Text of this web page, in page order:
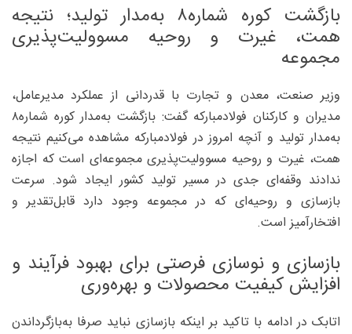
بازگشت کوره شماره۸ به‌مدار تولید؛ نتیجه
همت، غیرت و روحیه مسوولیت‌پذیری
مجموعه‌
وزیر صنعت، معدن و تجارت با قدردانی از عملکرد مدیرعامل،
مدیران و کارکنان فولادمبارکه گفت: بازگشت به‌مدار کوره شماره۸
به‌مدار تولید و آنچه امروز در فولادمبارکه مشاهده می‌کنیم نتیجه
همت، غیرت و روحیه مسوولیت‌پذیری مجموعه‌ای است که اجازه
ندادند وقفه‌ای جدی در مسیر تولید کشور ایجاد شود. سرعت
بازسازی و روحیه‌ای که در مجموعه وجود دارد قابل‌تقدیر و
افتخارآمیز است.
بازسازی و نوسازی فرصتی برای بهبود فرآیند و
افزایش کیفیت محصولات و بهره‌وری
اتابک در ادامه با تاکید بر اینکه بازسازی نباید صرفا به‌بازگرداندن